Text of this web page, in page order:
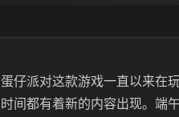
蛋仔派对这款游戏一直以来在
时间都有着新的内容出现。端